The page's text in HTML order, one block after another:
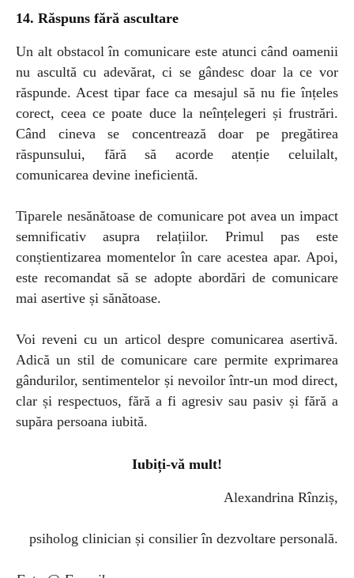
14. Răspuns fără ascultare
Un alt obstacol în comunicare este atunci când oamenii
nu ascultă cu adevărat, ci se gândesc doar la ce vor
răspunde. Acest tipar face ca mesajul să nu fie înțeles
corect, ceea ce poate duce la neînțelegeri și frustrări.
Când cineva se concentrează doar pe pregătirea
răspunsului, fără să acorde atenție celuilalt,
comunicarea devine ineficientă.
Tiparele nesănătoase de comunicare pot avea un impact
semnificativ asupra relațiilor. Primul pas este
conștientizarea momentelor în care acestea apar. Apoi,
este recomandat să se adopte abordări de comunicare
mai asertive și sănătoase.
Voi reveni cu un articol despre comunicarea asertivă.
Adică un stil de comunicare care permite exprimarea
gândurilor, sentimentelor și nevoilor într-un mod direct,
clar și respectuos, fără a fi agresiv sau pasiv și fără a
supăra persoana iubită.
Iubiți-vă mult!
Alexandrina Rînziș,
psiholog clinician și consilier în dezvoltare personală.